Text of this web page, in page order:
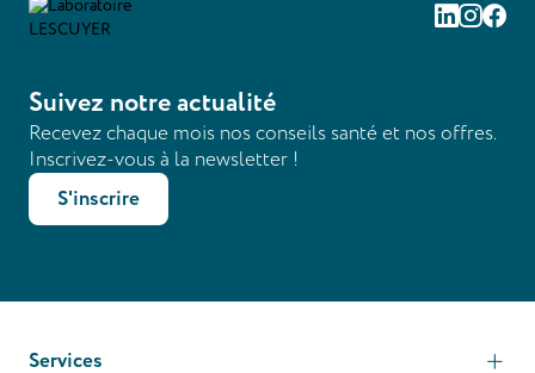
Linkedin
Suivez notre actualité
Recevez chaque mois nos conseils santé et nos offres.
Inscrivez-vous à la newsletter !
S'inscrire
Services